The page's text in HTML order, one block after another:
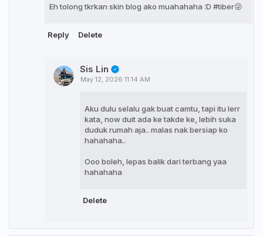
Eh tolong tkrkan skin blog ako muahahaha :D #tiber😝
Reply Delete
Sis Lin
May 12, 2026 11:14 AM
Aku dulu selalu gak buat camtu, tapi itu lerr
kata, now duit ada ke takde ke, lebih suka
duduk rumah aja.. malas nak bersiap ko
hahahaha..
Ooo boleh, lepas balik dari terbang yaa
hahahaha
Delete